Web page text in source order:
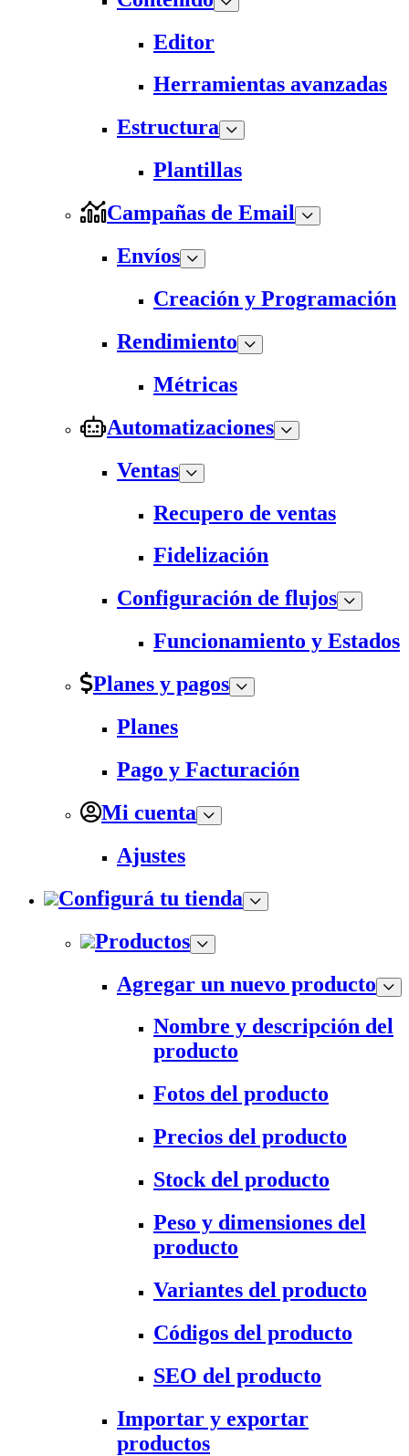
Editor
Herramientas avanzadas
Estructura
Plantillas
Campañas de Email
Envíos
Creación y Programación
Rendimiento
Métricas
Automatizaciones
Ventas
Recupero de ventas
Fidelización
Configuración de flujos
Funcionamiento y Estados
Planes y pagos
Planes
Pago y Facturación
Mi cuenta
Ajustes
Configurá tu tienda
Productos
Agregar un nuevo producto
Nombre y descripción del
producto
Fotos del producto
Precios del producto
Stock del producto
Peso y dimensiones del
producto
Variantes del producto
Códigos del producto
SEO del producto
Importar y exportar
productos